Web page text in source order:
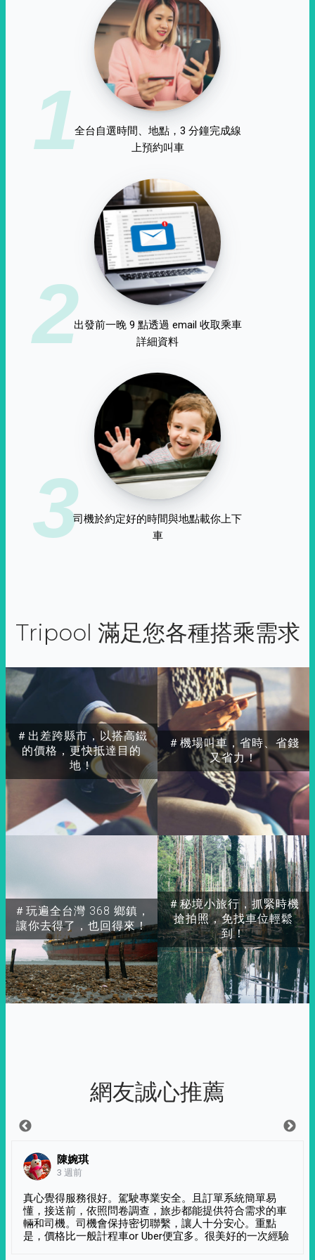
1全台自選時間、地點，3 分鐘完成線
上預約叫車
2出發前一晚 9 點透過 email 收取乘車
詳細資料
3司機於約定好的時間與地點載你上下
車
Tripool 滿足您各種搭乘需求
＃出差跨縣市，以搭高鐵
的價格，更快抵達目的
地！
＃玩遍全台灣 368 鄉鎮，
讓你去得了，也回得來！
＃秘境小旅行，抓緊時機
搶拍照，免找車位輕鬆
到！
＃機場叫車，省時、省錢
又省力！
網友誠心推薦
陳婉琪
3 週前
真心覺得服務很好。駕駛專業安全。且訂單系統簡單易
懂，接送前，依照問卷調查，旅步都能提供符合需求的車
輛和司機。司機會保持密切聯繫，讓人十分安心。重點
是，價格比一般計程車or Uber便宜多。很美好的一次經驗